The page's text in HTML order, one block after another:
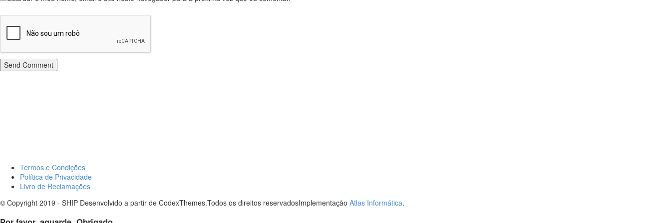
Send Comment
Termos e Condições
Política de Privacidade
Livro de Reclamações
© Copyright 2019 - SHIP Desenvolvido a partir de CodexThemes.Todos os direitos reservadosImplementação Atlas Informática.